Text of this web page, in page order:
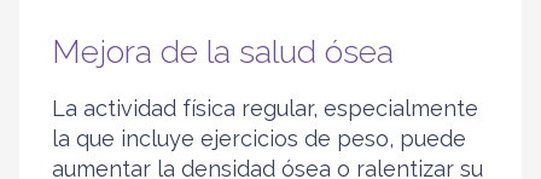
Mejora de la salud ósea
La actividad física regular, especialmente
la que incluye ejercicios de peso, puede
aumentar la densidad ósea o ralentizar su